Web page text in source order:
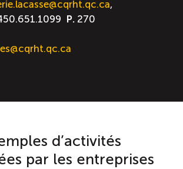
,
P. 270
d’activités
par les entreprises